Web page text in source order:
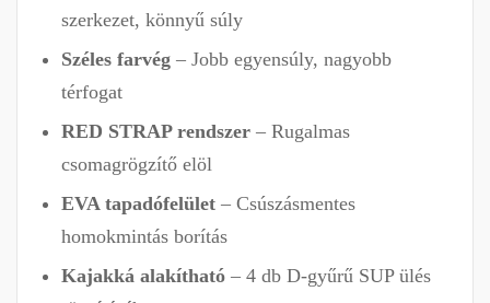
szerkezet, könnyű súly
Széles farvég – Jobb egyensúly, nagyobb
térfogat
RED STRAP rendszer – Rugalmas
csomagrögzítő elöl
EVA tapadófelület – Csúszásmentes
homokmintás borítás
Kajakká alakítható – 4 db D-gyűrű SUP ülés